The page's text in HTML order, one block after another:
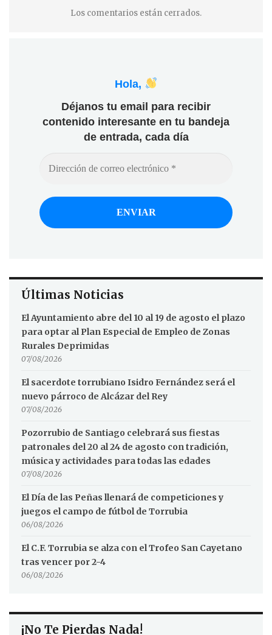
Los comentarios están cerrados.
Hola,
Déjanos tu email para recibir
contenido interesante en tu bandeja
de entrada, cada día
Últimas Noticias
El Ayuntamiento abre del 10 al 19 de agosto el plazo
para optar al Plan Especial de Empleo de Zonas
Rurales Deprimidas
07/08/2026
El sacerdote torrubiano Isidro Fernández será el
nuevo párroco de Alcázar del Rey
07/08/2026
Pozorrubio de Santiago celebrará sus fiestas
patronales del 20 al 24 de agosto con tradición,
música y actividades para todas las edades
07/08/2026
El Día de las Peñas llenará de competiciones y
juegos el campo de fútbol de Torrubia
06/08/2026
El C.F. Torrubia se alza con el Trofeo San Cayetano
tras vencer por 2-4
06/08/2026
¡No Te Pierdas Nada!